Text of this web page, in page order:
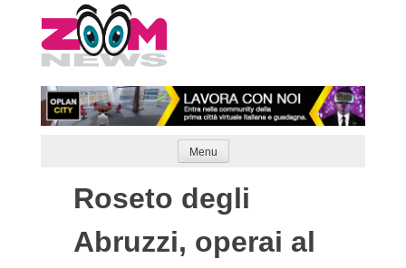
to
content
Menu
Roseto degli
Abruzzi, operai al